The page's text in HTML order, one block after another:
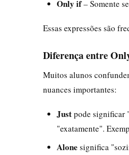
Only if– Somente
Essas expressões são
Diferença entre
Muitos alunos
nuances importantes:
Justpode significar
"exatamente".
Alone significa